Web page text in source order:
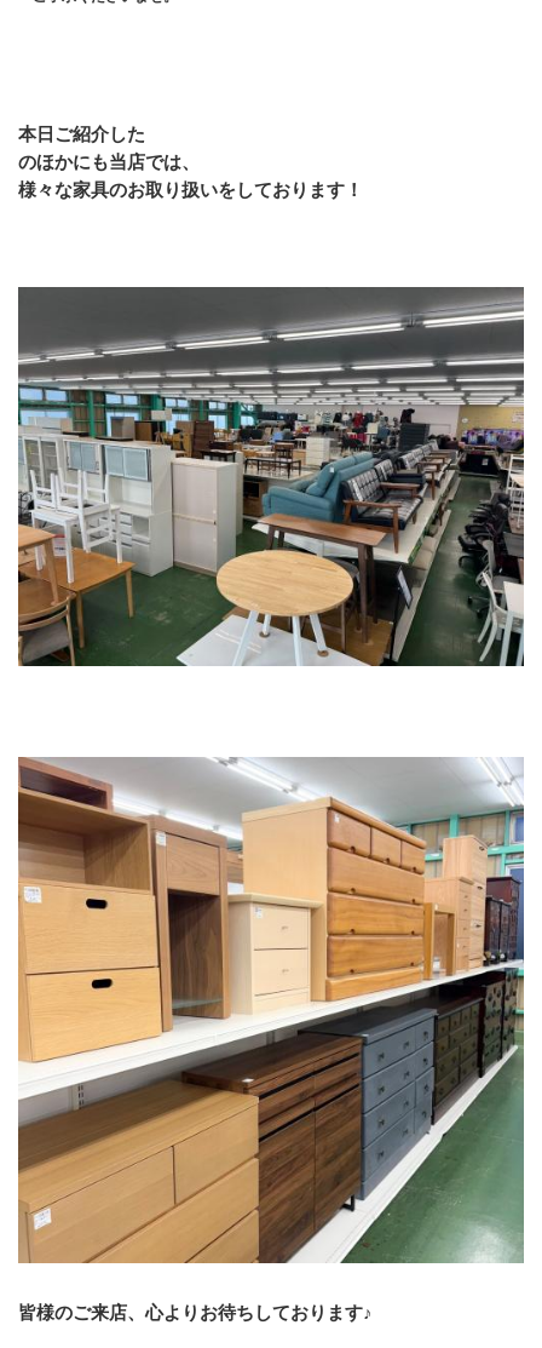
本日ご紹介した
のほかにも当店では、
様々な家具のお取り扱いをしております！
皆様のご来店、心よりお待ちしております♪